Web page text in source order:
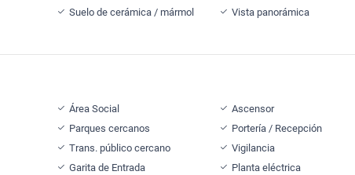
Suelo de cerámica / mármol
Vista panorámica
Área Social
Ascensor
Parques cercanos
Portería / Recepción
Trans. público cercano
Vigilancia
Garita de Entrada
Planta eléctrica